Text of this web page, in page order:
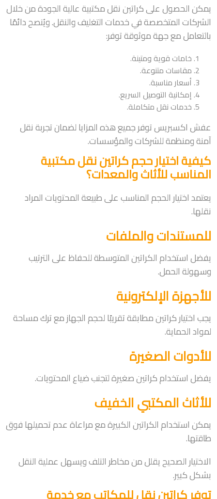
يمكن الحصول على كراتين نقل مكتبية عالية الجودة من خلال
الشركات المتخصصة في خدمات التغليف والنقل. ويُنصح دائمًا
بالتعامل مع جهة موثوقة توفر:
خامات قوية ومتينة.
مقاسات متنوعة.
أسعار مناسبة.
إمكانية التوصيل السريع.
خدمات نقل متكاملة.
عفش اكسبريس توفر جميع هذه المزايا لضمان تجربة نقل
آمنة ومنظمة للشركات والمؤسسات.
كيفية اختيار حجم كراتين نقل مكتبية
المناسب للأثاث والمعدات؟
يعتمد اختيار الحجم المناسب على طبيعة المحتويات المراد
نقلها.
للمستندات والملفات
يفضل استخدام الكراتين المتوسطة للحفاظ على الترتيب
وسهولة الحمل.
للأجهزة الإلكترونية
يجب اختيار كراتين مطابقة تقريبًا لحجم الجهاز مع ترك مساحة
لمواد الحماية.
للأدوات الصغيرة
يفضل استخدام كراتين صغيرة لتجنب ضياع المحتويات.
للأثاث المكتبي الخفيف
يمكن استخدام الكراتين الكبيرة مع مراعاة عدم تحميلها فوق
طاقتها.
الاختيار الصحيح يقلل من مخاطر التلف ويسهل عملية النقل
بشكل كبير.